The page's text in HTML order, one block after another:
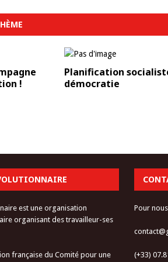
!
Planification
démocratie
est une organisation
organisant des travailleur-ses
française du Comité pour une
Pour
(+33)